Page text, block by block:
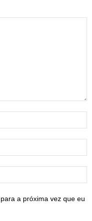
a próxima vez que eu